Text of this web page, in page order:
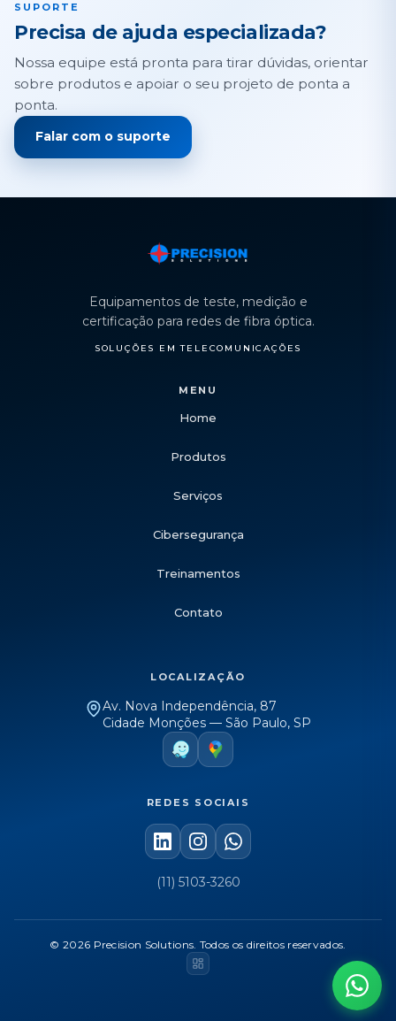
SUPORTE
Precisa de ajuda especializada?
Nossa equipe está pronta para tirar dúvidas, orientar
sobre produtos e apoiar o seu projeto de ponta a
ponta.
Falar com o suporte
Equipamentos de teste, medição e
certificação para redes de fibra óptica.
SOLUÇÕES EM TELECOMUNICAÇÕES
MENU
Home
Produtos
Serviços
Cibersegurança
Treinamentos
Contato
LOCALIZAÇÃO
Av. Nova Independência, 87
Cidade Monções — São Paulo, SP
REDES SOCIAIS
(11) 5103-3260
© 2026 Precision Solutions. Todos os direitos reservados.